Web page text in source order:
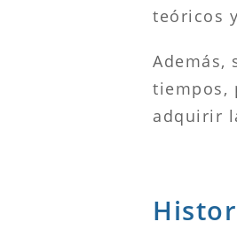
teóricos
Además,
tiempos,
adquirir